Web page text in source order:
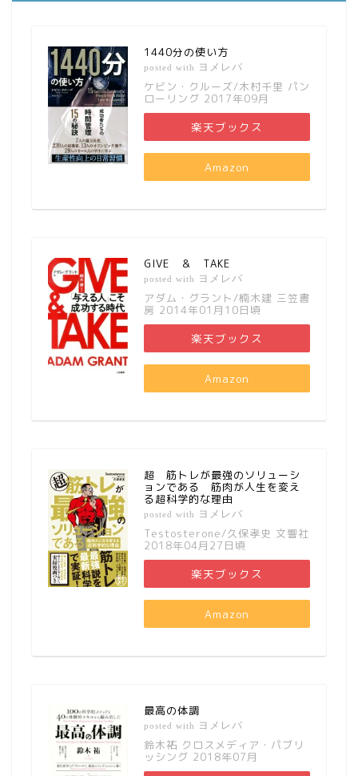
1440分の使い方
posted with ヨメレバ
ケビン・クルーズ/木村千里 パン
ローリング 2017年09月
楽天ブックス
Amazon
GIVE ＆ TAKE
posted with ヨメレバ
アダム・グラント/楠木建 三笠書
房 2014年01月10日頃
楽天ブックス
Amazon
超 筋トレが最強のソリューシ
ョンである 筋肉が人生を変え
る超科学的な理由
posted with ヨメレバ
Testosterone/久保孝史 文響社
2018年04月27日頃
楽天ブックス
Amazon
最高の体調
posted with ヨメレバ
鈴木祐 クロスメディア・パブリ
ッシング 2018年07月